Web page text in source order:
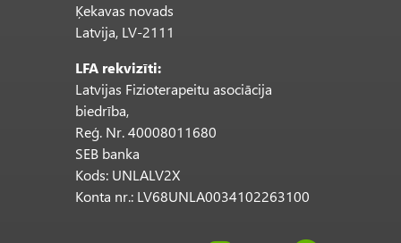
Ķekavas novads
Latvija, LV-2111
LFA rekvizīti:
Latvijas Fizioterapeitu asociācija
biedrība,
Reģ. Nr. 40008011680
SEB banka
Kods: UNLALV2X
Konta nr.: LV68UNLA0034102263100